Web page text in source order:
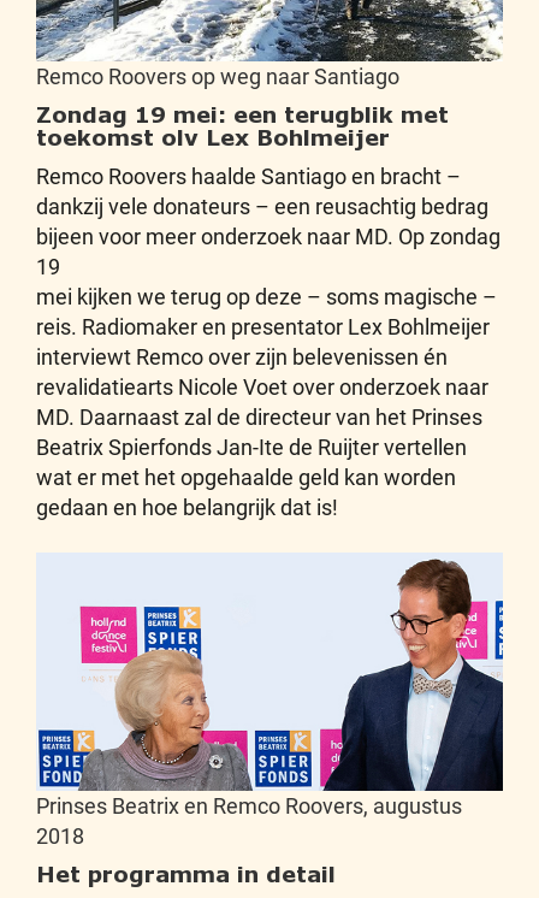
Remco Roovers op weg naar Santiago
Zondag 19 mei: een terugblik met
toekomst olv Lex Bohlmeijer
Remco Roovers haalde Santiago en bracht –
dankzij vele donateurs – een reusachtig bedrag
bijeen voor meer onderzoek naar MD. Op zondag
19
mei kijken we terug op deze – soms magische –
reis. Radiomaker en presentator Lex Bohlmeijer
interviewt Remco over zijn belevenissen én
revalidatiearts Nicole Voet over onderzoek naar
MD. Daarnaast zal de directeur van het Prinses
Beatrix Spierfonds Jan-Ite de Ruijter vertellen
wat er met het opgehaalde geld kan worden
gedaan en hoe belangrijk dat is!
Prinses Beatrix en Remco Roovers, augustus
2018
Het programma in detail